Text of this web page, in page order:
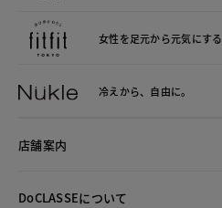
女性を足元から元気にする
冷えから、 自由に。
店舗案内
DoCLASSEについて